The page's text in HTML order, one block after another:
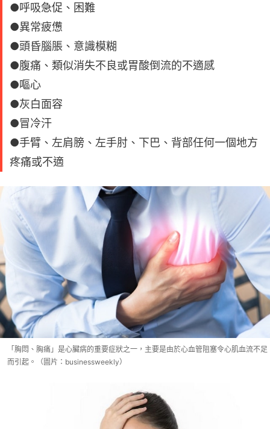
●呼吸急促、困難
●異常疲憊
●頭昏腦脹、意識模糊
●腹痛、類似消失不良或胃酸倒流的不適感
●嘔心
●灰白面容
●冒冷汗
●手臂、左肩膀、左手肘、下巴、背部任何一個地方
疼痛或不適
「胸悶、胸痛」是心臟病的重要症狀之一，主要是由於心血管阻塞令心肌血流不足
而引起。（圖片：businessweekly）